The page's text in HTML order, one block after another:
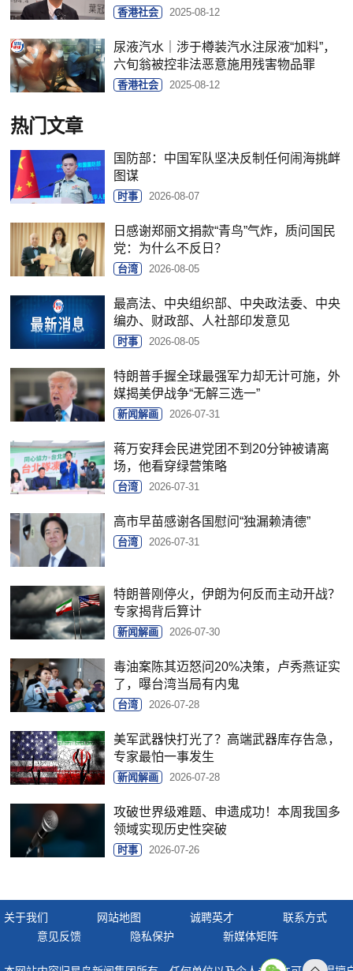
香港社会 2025-08-12
尿液汽水｜涉于樽装汽水注尿液“加料”，
六旬翁被控非法恶意施用残害物品罪
香港社会 2025-08-12
热门文章
国防部：中国军队坚决反制任何闹海挑衅
图谋
时事 2026-08-07
日感谢郑丽文捐款“青鸟”气炸，质问国民
党：为什么不反日？
台湾 2026-08-05
最高法、中央组织部、中央政法委、中央
编办、财政部、人社部印发意见
时事 2026-08-05
特朗普手握全球最强军力却无计可施，外
媒揭美伊战争“无解三选一”
新闻解画 2026-07-31
蒋万安拜会民进党团不到20分钟被请离
场，他看穿绿营策略
台湾 2026-07-31
高市早苗感谢各国慰问“独漏赖清德”
台湾 2026-07-31
特朗普刚停火，伊朗为何反而主动开战？
专家揭背后算计
新闻解画 2026-07-30
毒油案陈其迈怒问20%决策，卢秀燕证实
了，曝台湾当局有内鬼
台湾 2026-07-28
美军武器快打光了？高端武器库存告急，
专家最怕一事发生
新闻解画 2026-07-28
攻破世界级难题、申遗成功！本周我国多
领域实现历史性突破
时事 2026-07-26
关于我们 网站地图 诚聘英才
联系方式
意见反馈
隐私保护 新媒体矩阵